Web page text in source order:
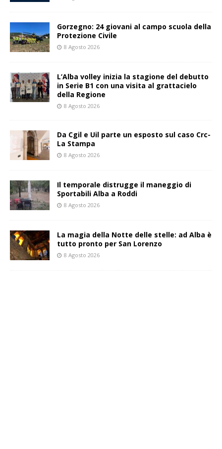
Gorzegno: 24 giovani al campo scuola della
Protezione Civile
8 Agosto 2026
L’Alba volley inizia la stagione del debutto
in Serie B1 con una visita al grattacielo
della Regione
8 Agosto 2026
Da Cgil e Uil parte un esposto sul caso Crc-
La Stampa
8 Agosto 2026
Il temporale distrugge il maneggio di
Sportabili Alba a Roddi
8 Agosto 2026
La magia della Notte delle stelle: ad Alba è
tutto pronto per San Lorenzo
8 Agosto 2026